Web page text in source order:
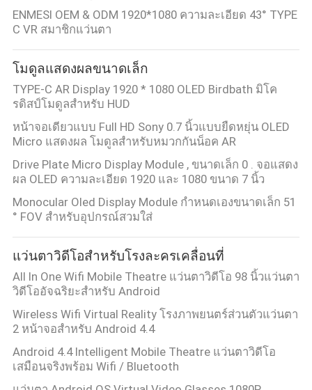
นโยบาย
ความ
เป็น
ส่วน
ตัว
ENMESI OEM & ODM 1920*1080 ความละเอียด 43° TYPE
C VR สมาชิกแว่นตา
โมดูลแสดงผลขนาดเล็ก
TYPE-C AR Display 1920 * 1080 OLED Birdbath มิโค
รดิสป์โมดูลสําหรับ HUD
หน้าจอเดียวแบบ Full HD Sony 0.7 นิ้วแบบยืดหยุ่น OLED
Micro แสดงผล โมดูลสำหรับหมวกกันน็อค AR
Drive Plate Micro Display Module , ขนาดเล็ก 0 . จอแสดง
ผล OLED ความละเอียด 1920 และ 1080 ขนาด 7 นิ้ว
Monocular Oled Display Module กำหนดเองขนาดเล็ก 51
° FOV สำหรับอุปกรณ์สวมใส่
แว่นตาวิดีโอสำหรับโรงละครเคลื่อนที่
All In One Wifi Mobile Theatre แว่นตาวิดีโอ 98 นิ้วแว่นตา
วิดีโออัจฉริยะสำหรับ Android
Wireless Wifi Virtual Reality โรงภาพยนตร์ส่วนตัวแว่นตา
2 หน้าจอสำหรับ Android 4.4
Android 4.4 Intelligent Mobile Theatre แว่นตาวิดีโอ
เสมือนจริงพร้อม Wifi / Bluetooth